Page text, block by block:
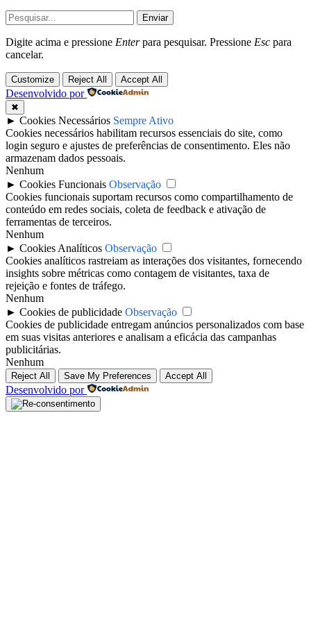
Enviar
Digite acima e pressione Enterpara pesquisar. Pressione Esc para
cancelar.
Customize Reject All Accept All
Desenvolvido por
✖
► Cookies Necessários Sempre Ativo
Cookies necessários habilitam recursos essenciais do site, como
login seguro e ajustes de preferências de consentimento. Eles não
armazenam dados pessoais.
Nenhum
► Cookies Funcionais Observação
Cookies funcionais suportam recursos como compartilhamento de
conteúdo em redes sociais, coleta de feedback e ativação de
ferramentas de terceiros.
Nenhum
► Cookies Analíticos Observação
Cookies analíticos rastreiam as interações dos visitantes, fornecendo
insights sobre métricas como contagem de visitantes, taxa de
rejeição e fontes de tráfego.
Nenhum
► Cookies de publicidade Observação
Cookies de publicidade entregam anúncios personalizados com base
em suas visitas anteriores e analisam a eficácia das campanhas
publicitárias.
Nenhum
Reject All Save My Preferences Accept All
Desenvolvido por